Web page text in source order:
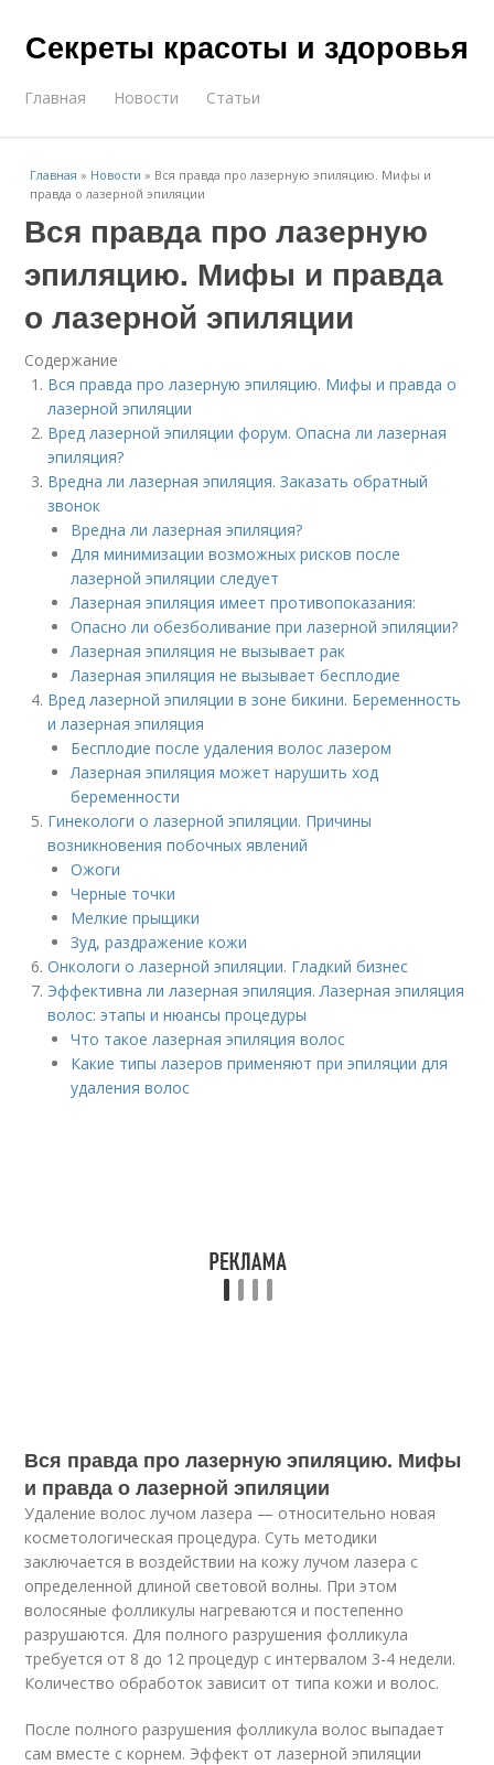
Секреты красоты и здоровья
Главная Новости Статьи
Главная » Новости » Вся правда про лазерную эпиляцию. Мифы и
правда о лазерной эпиляции
Вся правда про лазерную
эпиляцию. Мифы и правда
о лазерной эпиляции
Содержание
Вся правда про лазерную эпиляцию. Мифы и правда о
лазерной эпиляции
Вред лазерной эпиляции форум. Опасна ли лазерная
эпиляция?
Вредна ли лазерная эпиляция. Заказать обратный
звонок
Вредна ли лазерная эпиляция?
Для минимизации возможных рисков после
лазерной эпиляции следует
Лазерная эпиляция имеет противопоказания:
Опасно ли обезболивание при лазерной эпиляции?
Лазерная эпиляция не вызывает рак
Лазерная эпиляция не вызывает бесплодие
Вред лазерной эпиляции в зоне бикини. Беременность
и лазерная эпиляция
Бесплодие после удаления волос лазером
Лазерная эпиляция может нарушить ход
беременности
Гинекологи о лазерной эпиляции. Причины
возникновения побочных явлений
Ожоги
Черные точки
Мелкие прыщики
Зуд, раздражение кожи
Онкологи о лазерной эпиляции. Гладкий бизнес
Эффективна ли лазерная эпиляция. Лазерная эпиляция
волос: этапы и нюансы процедуры
Что такое лазерная эпиляция волос
Какие типы лазеров применяют при эпиляции для
удаления волос
Вся правда про лазерную эпиляцию. Мифы
и правда о лазерной эпиляции
Удаление волос лучом лазера — относительно новая
косметологическая процедура. Суть методики
заключается в воздействии на кожу лучом лазера с
определенной длиной световой волны. При этом
волосяные фолликулы нагреваются и постепенно
разрушаются. Для полного разрушения фолликула
требуется от 8 до 12 процедур с интервалом 3-4 недели.
Количество обработок зависит от типа кожи и волос.
После полного разрушения фолликула волос выпадает
сам вместе с корнем. Эффект от лазерной эпиляции